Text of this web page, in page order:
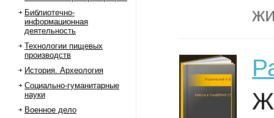
Библиотечно-
информационная
деятельность
Технологии пищевых
производств
История. Археология
Социально-гуманитарные
науки
Военное дело